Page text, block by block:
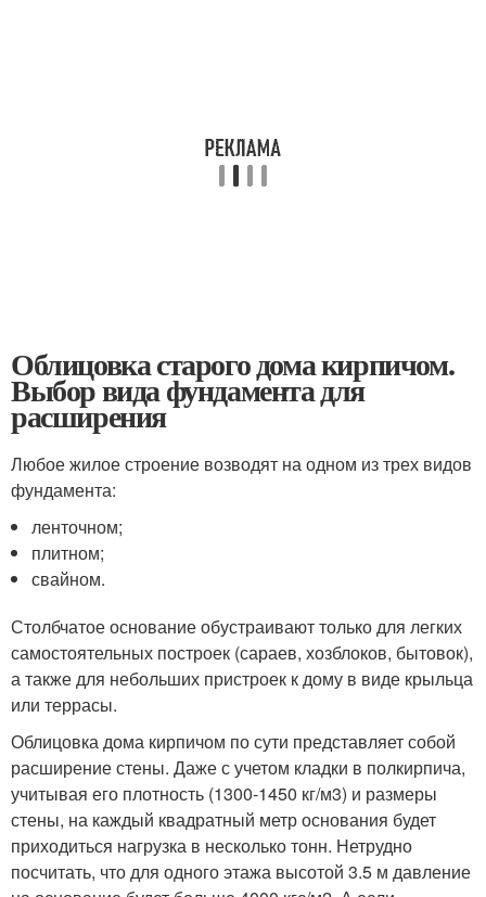
Облицовка старого дома кирпичом.
Выбор вида фундамента для
расширения
Любое жилое строение возводят на одном из трех видов
фундамента:
ленточном;
плитном;
свайном.
Столбчатое основание обустраивают только для легких
самостоятельных построек (сараев, хозблоков, бытовок),
а также для небольших пристроек к дому в виде крыльца
или террасы.
Облицовка дома кирпичом по сути представляет собой
расширение стены. Даже с учетом кладки в полкирпича,
учитывая его плотность (1300-1450 кг/м3) и размеры
стены, на каждый квадратный метр основания будет
приходиться нагрузка в несколько тонн. Нетрудно
посчитать, что для одного этажа высотой 3.5 м давление